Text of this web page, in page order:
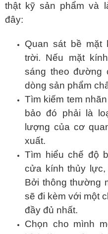
thật kỹ sản phẩm và
đây:
Quan sát bề mặt
trời. Nếu mặt
sáng theo đường
dòng sản phẩm
Tìm kiếm tem
bảo đó phải là
lượng của cơ
xuất.
Tìm hiểu chế độ
cửa kính thủy lực,
Bởi thông thường
sẽ đi kèm với một
đầy đủ nhất.
Chọn cho mình